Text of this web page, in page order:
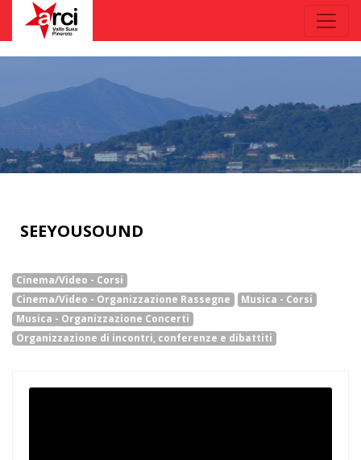
SEEYOUSOUND
Cinema/Video - Corsi
Cinema/Video - Organizzazione Rassegne
Musica - Corsi
Musica - Organizzazione Concerti
Organizzazione di incontri, conferenze e dibattiti